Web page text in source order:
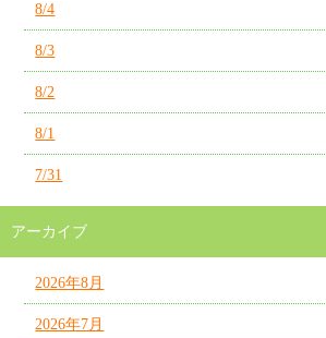
8/4
8/3
8/2
8/1
7/31
アーカイブ
2026年8月
2026年7月